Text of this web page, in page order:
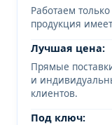
Работаем
продукция
Лучшая цена:
Прямые
и
клиентов.
Под ключ: